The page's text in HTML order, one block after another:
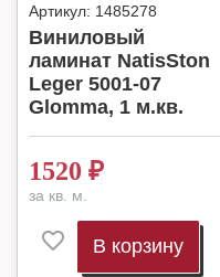
Артикул: 1485278
Виниловый
ламинат NatisSton
Leger 5001-07
Glomma, 1 м.кв.
1520 ₽
за кв. м.
В корзину